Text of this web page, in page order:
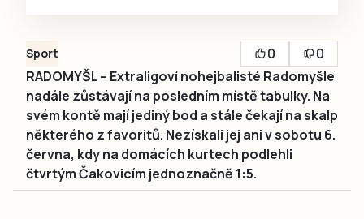
Sport 0
0
RADOMYŠL – Extraligoví nohejbalisté Radomyšle
nadále zůstávají na posledním místě tabulky. Na
svém kontě mají jediný bod a stále čekají na skalp
některého z favoritů. Nezískali jej ani v sobotu 6.
června, kdy na domácích kurtech podlehli
čtvrtým Čakovicím jednoznačně 1:5.